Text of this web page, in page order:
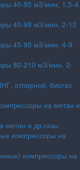
40-85 м3/мин, 1,5-4
40-98 м3/мин, 2-12
45-90 м3/мин, 4-9
80-210 м3/мин, 2-
отпарной, биогаз
на метан и
метан и др.газы
компрессоры на
компрессоры на